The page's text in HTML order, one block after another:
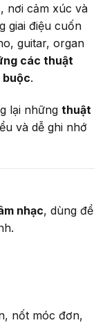
nơi cảm xúc và
giai điệu cuốn
guitar, organ
các thuật
buộc.
lại những thuật
và dễ ghi nhớ
nhạc, dùng để
nốt móc đơn,